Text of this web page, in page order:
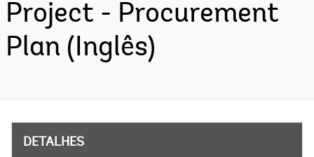
Project - Procurement
Plan (Inglês)
DETALHES